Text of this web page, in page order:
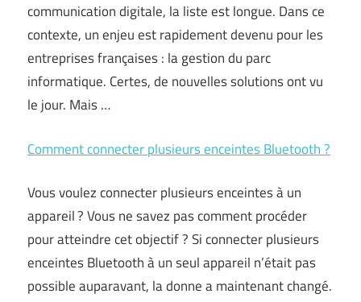
communication digitale, la liste est longue. Dans ce
contexte, un enjeu est rapidement devenu pour les
entreprises françaises : la gestion du parc
informatique. Certes, de nouvelles solutions ont vu
le jour. Mais …
Comment connecter plusieurs enceintes Bluetooth ?
Vous voulez connecter plusieurs enceintes à un
appareil ? Vous ne savez pas comment procéder
pour atteindre cet objectif ? Si connecter plusieurs
enceintes Bluetooth à un seul appareil n’était pas
possible auparavant, la donne a maintenant changé.